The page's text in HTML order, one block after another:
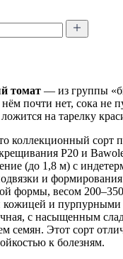
томат — из группы
почти нет, сока не
на тарелку
коллекционный сорт
P20 и
(до 1,8 м) с
и формирования
формы, весом 200–350
кожицей и пурпурными
с насыщенным
семян. Этот сорт
к болезням.